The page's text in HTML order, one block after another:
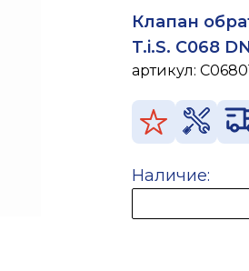
Клапан
T.i.S. C068
артикул:
Наличие: